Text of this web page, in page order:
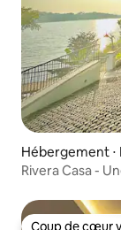
Hébergement ⋅
Rivera Casa -
Coup de cœur